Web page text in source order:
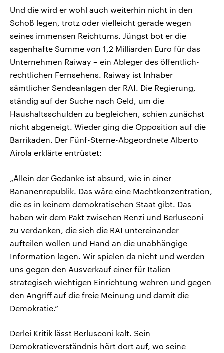
Und die wird er wohl auch weiterhin nicht in den
Schoß legen, trotz oder vielleicht gerade wegen
seines immensen Reichtums. Jüngst bot er die
sagenhafte Summe von 1,2 Milliarden Euro für das
Unternehmen Raiway – ein Ableger des öffentlich-
rechtlichen Fernsehens. Raiway ist Inhaber
sämtlicher Sendeanlagen der RAI. Die Regierung,
ständig auf der Suche nach Geld, um die
Haushaltsschulden zu begleichen, schien zunächst
nicht abgeneigt. Wieder ging die Opposition auf die
Barrikaden. Der Fünf-Sterne-Abgeordnete Alberto
Airola erklärte entrüstet:
„Allein der Gedanke ist absurd, wie in einer
Bananenrepublik. Das wäre eine Machtkonzentration,
die es in keinem demokratischen Staat gibt. Das
haben wir dem Pakt zwischen Renzi und Berlusconi
zu verdanken, die sich die RAI untereinander
aufteilen wollen und Hand an die unabhängige
Information legen. Wir spielen da nicht und werden
uns gegen den Ausverkauf einer für Italien
strategisch wichtigen Einrichtung wehren und gegen
den Angriff auf die freie Meinung und damit die
Demokratie.“
Derlei Kritik lässt Berlusconi kalt. Sein
Demokratieverständnis hört dort auf, wo seine